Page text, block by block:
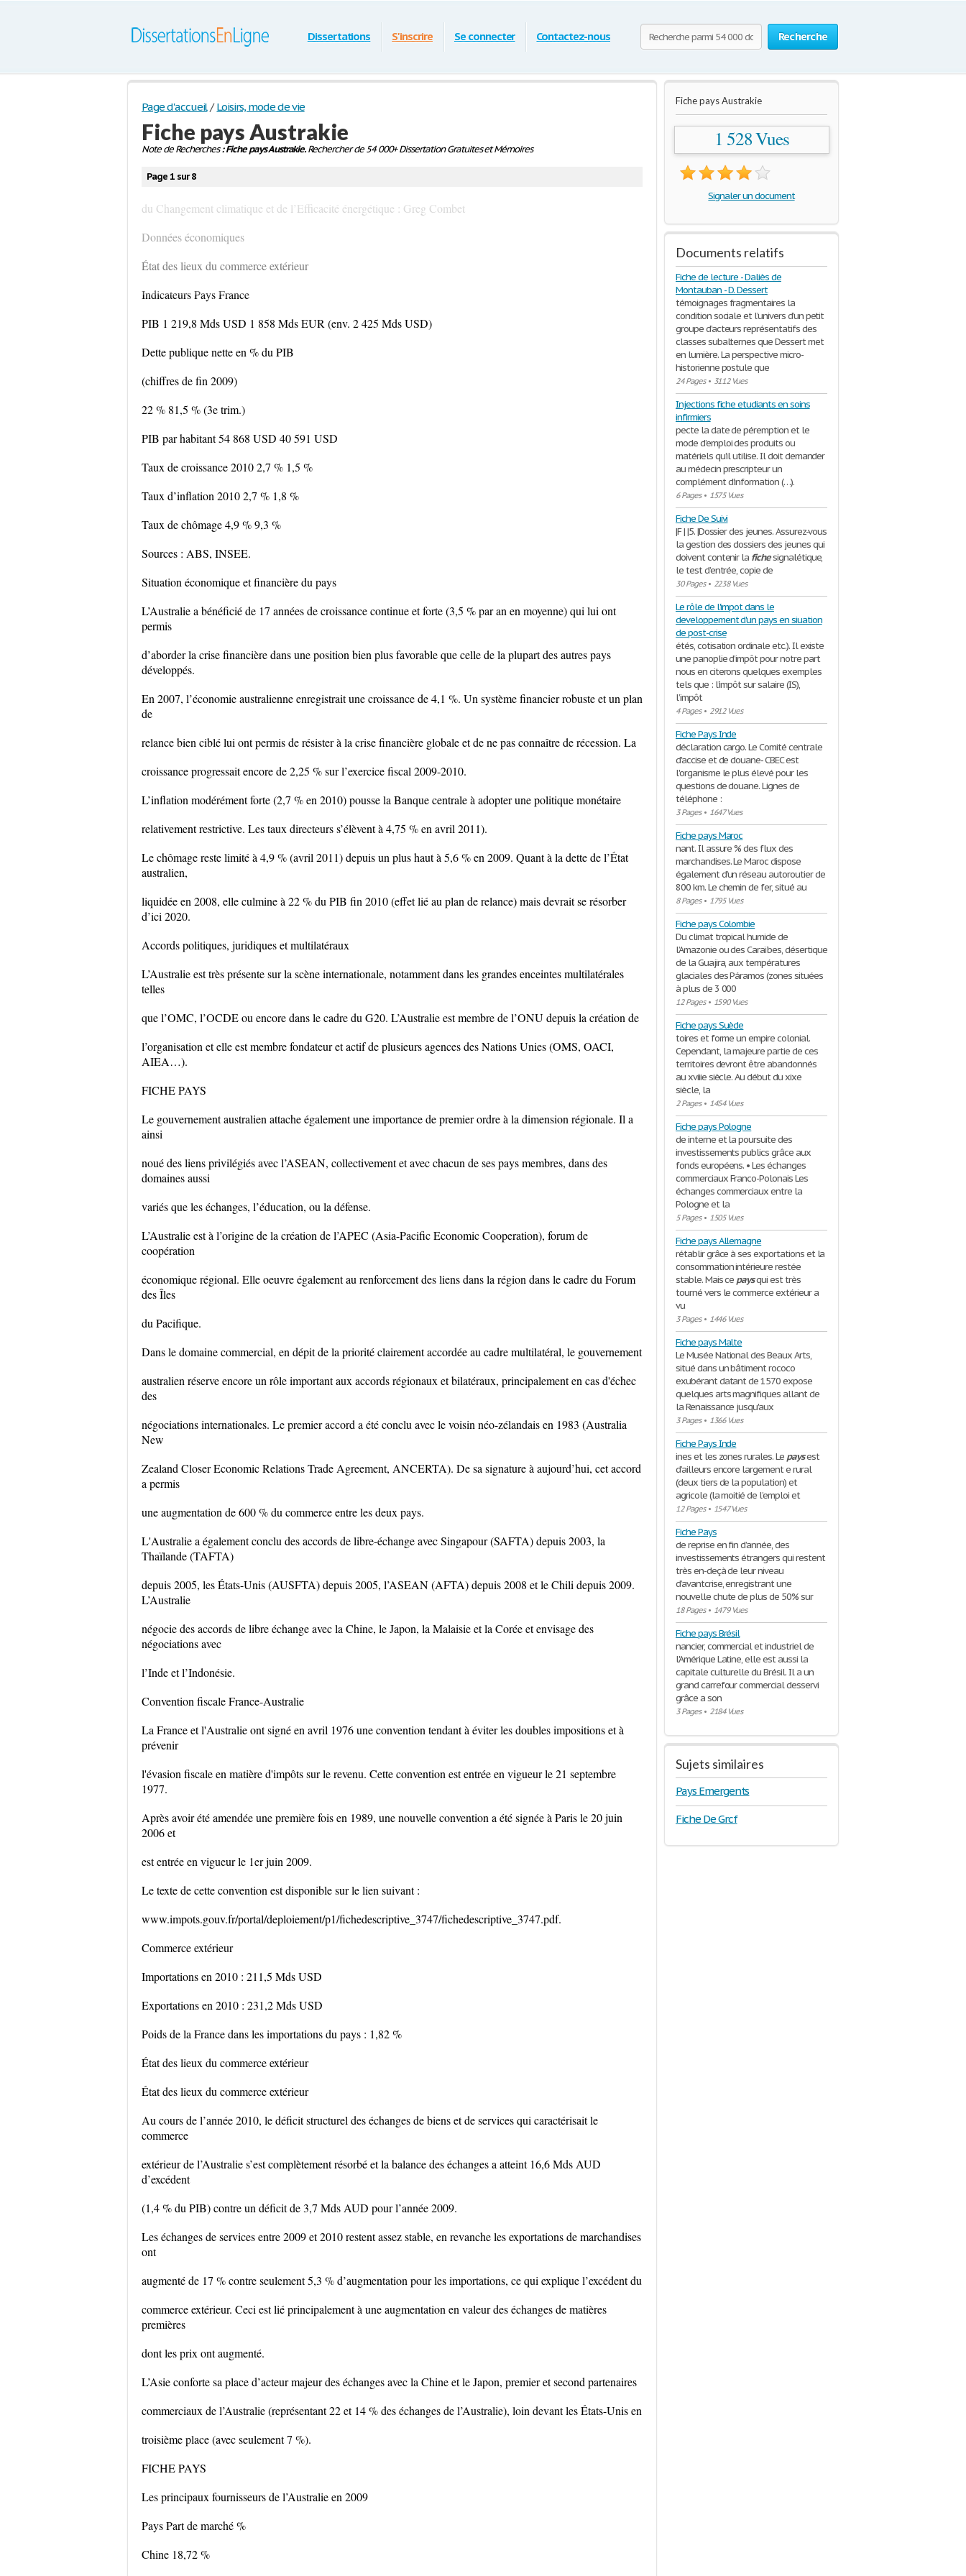
Recherche
Dissertations S'inscrire Se connecter Contactez-nous
Page d'accueil / Loisirs, mode de vie
Fiche pays Austrakie
Note de Recherches: Fiche pays Austrakie.Rechercher de 54 000+ Dissertation Gratuites et Mémoires
Page 1 sur 8
du Changement climatique et de l’Efficacité énergétique : Greg Combet
Données économiques
État des lieux du commerce extérieur
Indicateurs Pays France
PIB 1 219,8 Mds USD 1 858 Mds EUR (env. 2 425 Mds USD)
Dette publique nette en % du PIB
(chiffres de fin 2009)
22 % 81,5 % (3e trim.)
PIB par habitant 54 868 USD 40 591 USD
Taux de croissance 2010 2,7 % 1,5 %
Taux d’inflation 2010 2,7 % 1,8 %
Taux de chômage 4,9 % 9,3 %
Sources : ABS, INSEE.
Situation économique et financière du pays
L’Australie a bénéficié de 17 années de croissance continue et forte (3,5 % par an en moyenne) qui lui ont
permis
d’aborder la crise financière dans une position bien plus favorable que celle de la plupart des autres pays
développés.
En 2007, l’économie australienne enregistrait une croissance de 4,1 %. Un système financier robuste et un plan
de
relance bien ciblé lui ont permis de résister à la crise financière globale et de ne pas connaître de récession. La
croissance progressait encore de 2,25 % sur l’exercice fiscal 2009-2010.
L’inflation modérément forte (2,7 % en 2010) pousse la Banque centrale à adopter une politique monétaire
relativement restrictive. Les taux directeurs s’élèvent à 4,75 % en avril 2011).
Le chômage reste limité à 4,9 % (avril 2011) depuis un plus haut à 5,6 % en 2009. Quant à la dette de l’État
australien,
liquidée en 2008, elle culmine à 22 % du PIB fin 2010 (effet lié au plan de relance) mais devrait se résorber
d’ici 2020.
Accords politiques, juridiques et multilatéraux
L’Australie est très présente sur la scène internationale, notamment dans les grandes enceintes multilatérales
telles
que l’OMC, l’OCDE ou encore dans le cadre du G20. L’Australie est membre de l’ONU depuis la création de
l’organisation et elle est membre fondateur et actif de plusieurs agences des Nations Unies (OMS, OACI,
AIEA…).
FICHE PAYS
Le gouvernement australien attache également une importance de premier ordre à la dimension régionale. Il a
ainsi
noué des liens privilégiés avec l’ASEAN, collectivement et avec chacun de ses pays membres, dans des
domaines aussi
variés que les échanges, l’éducation, ou la défense.
L’Australie est à l’origine de la création de l’APEC (Asia-Pacific Economic Cooperation), forum de
coopération
économique régional. Elle oeuvre également au renforcement des liens dans la région dans le cadre du Forum
des Îles
du Pacifique.
Dans le domaine commercial, en dépit de la priorité clairement accordée au cadre multilatéral, le gouvernement
australien réserve encore un rôle important aux accords régionaux et bilatéraux, principalement en cas d'échec
des
négociations internationales. Le premier accord a été conclu avec le voisin néo-zélandais en 1983 (Australia
New
Zealand Closer Economic Relations Trade Agreement, ANCERTA). De sa signature à aujourd’hui, cet accord
a permis
une augmentation de 600 % du commerce entre les deux pays.
L'Australie a également conclu des accords de libre-échange avec Singapour (SAFTA) depuis 2003, la
Thaïlande (TAFTA)
depuis 2005, les États-Unis (AUSFTA) depuis 2005, l’ASEAN (AFTA) depuis 2008 et le Chili depuis 2009.
L’Australie
négocie des accords de libre échange avec la Chine, le Japon, la Malaisie et la Corée et envisage des
négociations avec
l’Inde et l’Indonésie.
Convention fiscale France-Australie
La France et l'Australie ont signé en avril 1976 une convention tendant à éviter les doubles impositions et à
prévenir
l'évasion fiscale en matière d'impôts sur le revenu. Cette convention est entrée en vigueur le 21 septembre
1977.
Après avoir été amendée une première fois en 1989, une nouvelle convention a été signée à Paris le 20 juin
2006 et
est entrée en vigueur le 1er juin 2009.
Le texte de cette convention est disponible sur le lien suivant :
www.impots.gouv.fr/portal/deploiement/p1/fichedescriptive_3747/fichedescriptive_3747.pdf.
Commerce extérieur
Importations en 2010 : 211,5 Mds USD
Exportations en 2010 : 231,2 Mds USD
Poids de la France dans les importations du pays : 1,82 %
État des lieux du commerce extérieur
État des lieux du commerce extérieur
Au cours de l’année 2010, le déficit structurel des échanges de biens et de services qui caractérisait le
commerce
extérieur de l’Australie s’est complètement résorbé et la balance des échanges a atteint 16,6 Mds AUD
d’excédent
(1,4 % du PIB) contre un déficit de 3,7 Mds AUD pour l’année 2009.
Les échanges de services entre 2009 et 2010 restent assez stable, en revanche les exportations de marchandises
ont
augmenté de 17 % contre seulement 5,3 % d’augmentation pour les importations, ce qui explique l’excédent du
commerce extérieur. Ceci est lié principalement à une augmentation en valeur des échanges de matières
premières
dont les prix ont augmenté.
L’Asie conforte sa place d’acteur majeur des échanges avec la Chine et le Japon, premier et second partenaires
commerciaux de l’Australie (représentant 22 et 14 % des échanges de l’Australie), loin devant les États-Unis en
troisième place (avec seulement 7 %).
FICHE PAYS
Les principaux fournisseurs de l’Australie en 2009
Pays Part de marché %
Chine 18,72 %
Fiche pays Austrakie
1 528 Vues
Signaler un document
Documents relatifs
Fiche de lecture - Daliès de
Montauban - D. Dessert
témoignages fragmentaires la
condition sociale et l’univers d’un petit
groupe d’acteurs représentatifs des
classes subalternes que Dessert met
en lumière. La perspective micro-
historienne postule que
24 Pages• 3112 Vues
Injections fiche etudiants en soins
infirmiers
pecte la date de péremption et le
mode d’emploi des produits ou
matériels qu’il utilise. Il doit demander
au médecin prescripteur un
complément d’information (…).
6 Pages• 1575 Vues
Fiche De Suivi
|F | |5. |Dossier des jeunes. Assurez-vous
la gestion des dossiers des jeunes qui
doivent contenir la fichesignalétique,
le test d’entrée, copie de
30 Pages• 2238 Vues
Le rôle de l'impot dans le
developpement d'un pays en siuation
de post-crise
étés, cotisation ordinale etc.). Il existe
une panoplie d’impôt pour notre part
nous en citerons quelques exemples
tels que : l’impôt sur salaire (IS),
l’impôt
4 Pages• 2912 Vues
Fiche Pays Inde
déclaration cargo. Le Comité centrale
d'accise et de douane- CBEC est
l'organisme le plus élevé pour les
questions de douane. Lignes de
téléphone :
3 Pages• 1647 Vues
Fiche pays Maroc
nant. Il assure % des flux des
marchandises. Le Maroc dispose
également d’un réseau autoroutier de
800 km. Le chemin de fer, situé au
8 Pages• 1795 Vues
Fiche pays Colombie
Du climat tropical humide de
l’Amazonie ou des Caraïbes, désertique
de la Guajira, aux températures
glaciales des Páramos (zones situées
à plus de 3 000
12 Pages• 1590 Vues
Fiche pays Suède
toires et forme un empire colonial.
Cependant, la majeure partie de ces
territoires devront être abandonnés
au xviiie siècle. Au début du xixe
siècle, la
2 Pages• 1454 Vues
Fiche pays Pologne
de interne et la poursuite des
investissements publics grâce aux
fonds européens. • Les échanges
commerciaux Franco-Polonais Les
échanges commerciaux entre la
Pologne et la
5 Pages• 1505 Vues
Fiche pays Allemagne
rétablir grâce à ses exportations et la
consommation intérieure restée
stable. Mais ce paysqui est très
tourné vers le commerce extérieur a
vu
3 Pages• 1446 Vues
Fiche pays Malte
Le Musée National des Beaux Arts,
situé dans un bâtiment rococo
exubérant datant de 1570 expose
quelques arts magnifiques allant de
la Renaissance jusqu'aux
3 Pages• 1366 Vues
Fiche Pays Inde
ines et les zones rurales. Le paysest
d’ailleurs encore largement e rural
(deux tiers de la population) et
agricole (la moitié de l’emploi et
12 Pages• 1547 Vues
Fiche Pays
de reprise en fin d’année, des
investissements étrangers qui restent
très en-deçà de leur niveau
d’avantcrise, enregistrant une
nouvelle chute de plus de 50% sur
18 Pages• 1479 Vues
Fiche pays Brésil
nancier, commercial et industriel de
l'Amérique Latine, elle est aussi la
capitale culturelle du Brésil. Il a un
grand carrefour commercial desservi
grâce a son
3 Pages• 2184 Vues
Sujets similaires
Pays Emergents
Fiche De Grcf